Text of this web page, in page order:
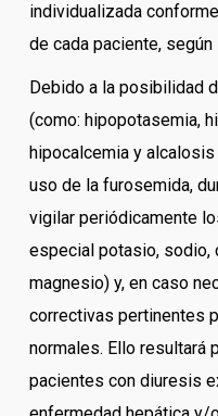
individualizada
de cada paciente, según
Debido a la posibilidad
(como: hipopotasemia,
hipocalcemia y
uso de la furosemida,
vigilar periódicamente
especial potasio, sodio,
magnesio) y, en caso
correctivas pertinentes
normales. Ello resultará
pacientes con diuresis